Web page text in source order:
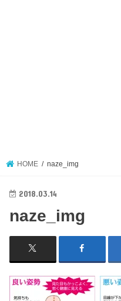
HOME naze_img
2018.03.14
naze_img